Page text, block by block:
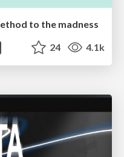
to the madness
24 4.1k